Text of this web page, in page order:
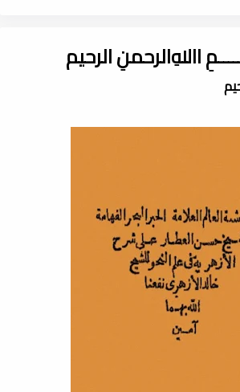
اﷲِالرحمنِ الرحيم